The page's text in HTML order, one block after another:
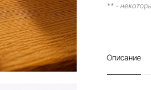
** -
Описание